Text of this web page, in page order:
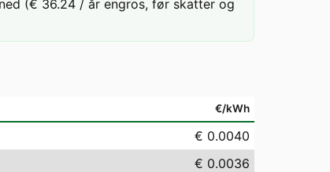
(€ 36.24 / år engros, før skatter og
€/kWh
€ 0.0040
€ 0.0036